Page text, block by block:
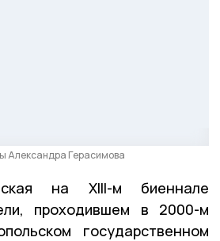
Александра Герасимова
на XIII-м биеннале
проходившем в 2000-м
государственном